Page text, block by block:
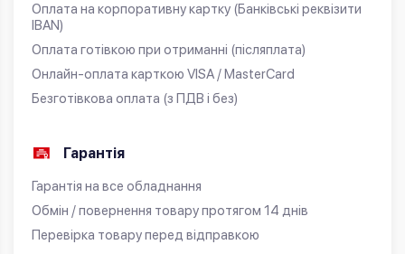
Оплата на корпоративну картку (Банківські реквізити
IBAN)
Оплата готівкою при отриманні (післяплата)
Онлайн-оплата карткою VISA / MasterCard
Безготівкова оплата (з ПДВ і без)
Гарантія
Гарантія на все обладнання
Обмін / повернення товару протягом 14 днів
Перевірка товару перед відправкою